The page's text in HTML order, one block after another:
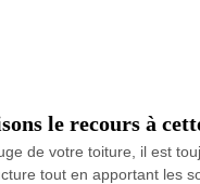
le recours à
de votre toiture, il est
tout en apportant les